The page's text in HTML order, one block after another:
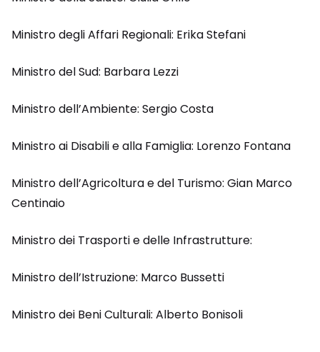
Ministro degli Affari Regionali: Erika Stefani
Ministro del Sud: Barbara Lezzi
Ministro dell’Ambiente: Sergio Costa
Ministro ai Disabili e alla Famiglia: Lorenzo Fontana
Ministro dell’Agricoltura e del Turismo: Gian Marco
Centinaio
Ministro dei Trasporti e delle Infrastrutture:
Ministro dell’Istruzione: Marco Bussetti
Ministro dei Beni Culturali: Alberto Bonisoli